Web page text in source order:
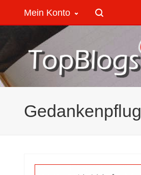
Mein Konto
Gedankenpflug